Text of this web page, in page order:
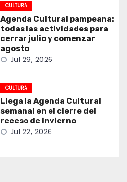
CULTURA
Agenda Cultural pampeana:
todas las actividades para
cerrar julio y comenzar
agosto
Jul 29, 2026
CULTURA
Llega la Agenda Cultural
semanal en el cierre del
receso de invierno
Jul 22, 2026